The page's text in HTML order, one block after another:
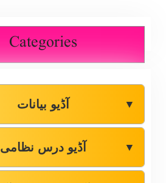
Categories
آڈیو بیانات ▼
آڈیو درس نظامی ▼